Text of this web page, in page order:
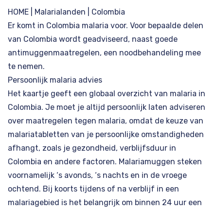
HOME Malarialanden | Colombia
Er komt in Colombia malaria voor. Voor bepaalde delen
van Colombia wordt geadviseerd, naast goede
antimuggenmaatregelen, een noodbehandeling mee
te nemen.
Persoonlijk malaria advies
Het kaartje geeft een globaal overzicht van malaria in
Colombia. Je moet je altijd persoonlijk laten adviseren
over maatregelen tegen malaria, omdat de keuze van
malariatabletten van je persoonlijke omstandigheden
afhangt, zoals je gezondheid, verblijfsduur in
Colombia en andere factoren. Malariamuggen steken
voornamelijk ‘s avonds, ‘s nachts en in de vroege
ochtend. Bij koorts tijdens of na verblijf in een
malariagebied is het belangrijk om binnen 24 uur een